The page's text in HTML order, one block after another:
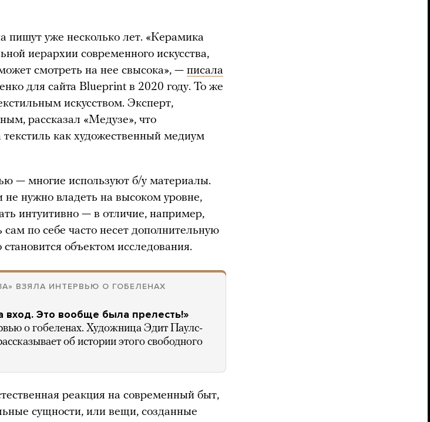
пишут уже несколько лет. «Керамика
иерархии современного искусства,
смотреть на нее свысока», — писала
для сайта Blueprint в 2020 году. То же
искусством. Эксперт,
рассказал «Медузе», что
текстиль как художественный медиум
— многие используют б/у материалы.
нужно владеть на высоком уровне,
интуитивно — в отличие, например,
сам по себе часто несет дополнительную
объектом исследования.
ВЗЯЛА ИНТЕРВЬЮ О ГОБЕЛЕНАХ
Это вообще была прелесть!»
о гобеленах. Художница Эдит Паулс-
об истории этого свободного
реакция на современный быт,
сущности, или вещи, созданные